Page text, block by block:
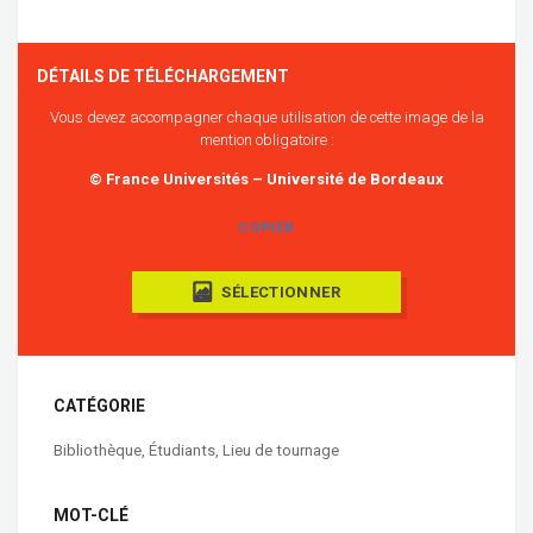
DÉTAILS DE TÉLÉCHARGEMENT
Vous devez accompagner chaque utilisation de cette image de la
mention obligatoire :
© France Universités – Université de Bordeaux
COPIER
SÉLECTIONNER
CATÉGORIE
Bibliothèque, Étudiants, Lieu de tournage
MOT-CLÉ